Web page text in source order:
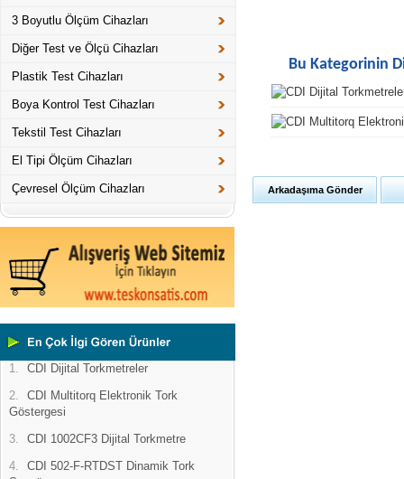
3 Boyutlu Ölçüm Cihazları
Diğer Test ve Ölçü Cihazları
Plastik Test Cihazları
Boya Kontrol Test Cihazları
Tekstil Test Cihazları
El Tipi Ölçüm Cihazları
Çevresel Ölçüm Cihazları
1.
CDI Dijital Torkmetreler
2.
CDI Multitorq Elektronik Tork
Göstergesi
3.
CDI 1002CF3 Dijital Torkmetre
4.
CDI 502-F-RTDST Dinamik Tork
Bu Kategorinin
Arkadaşıma Gönder